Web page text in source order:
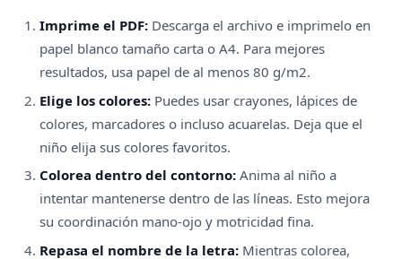
Imprime el PDF: Descarga el archivo e imprimelo en
papel blanco tamaño carta o A4. Para mejores
resultados, usa papel de al menos 80 g/m2.
Elige los colores: Puedes usar crayones, lápices de
colores, marcadores o incluso acuarelas. Deja que el
niño elija sus colores favoritos.
Colorea dentro del contorno: Anima al niño a
intentar mantenerse dentro de las líneas. Esto mejora
su coordinación mano-ojo y motricidad fina.
Repasa el nombre de la letra: Mientras colorea,